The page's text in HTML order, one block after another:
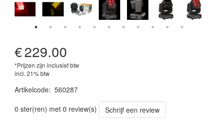
€229.00
*Prijzen zijn inclusief btw
incl. 21% btw
Artikelcode: 560287
0 ster(ren) met 0 review(s)
Schrijf een review